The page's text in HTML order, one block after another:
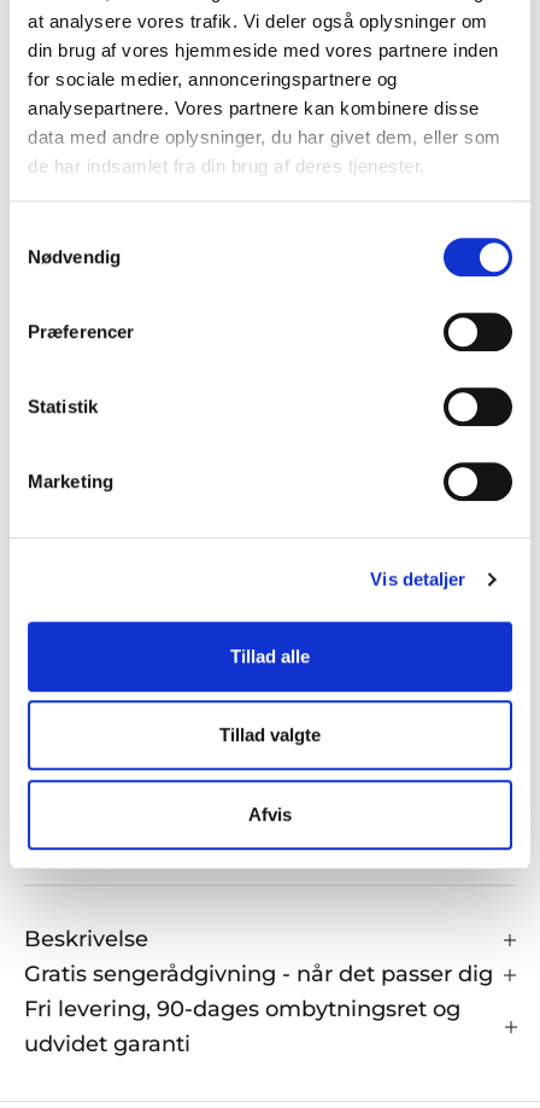
at analysere vores trafik. Vi deler også oplysninger om
din brug af vores hjemmeside med vores partnere inden
for sociale medier, annonceringspartnere og
analysepartnere. Vores partnere kan kombinere disse
data med andre oplysninger, du har givet dem, eller som
de har indsamlet fra din brug af deres tjenester.
Nødvendig
Præferencer
Statistik
Marketing
Vis detaljer
Tillad alle
Tillad valgte
Afvis
Kun 1 enhed tilbage
Mulighed for afhentning hos Den 7. Himmel Butik
Normalt klar inden for 1 time
Vis butiksinformation
Den 7. Himmel Butik
time
Danmark
RING TIL BUTIKKEN FOR AT BESTILLE
Gratis levering ved køb over kr. 399
5 Stjerner på Google og TrustPilot
Beskrivelse
Gratis sengerådgivning - når det passer dig
Fri levering, 90-dages ombytningsret og
udvidet garanti